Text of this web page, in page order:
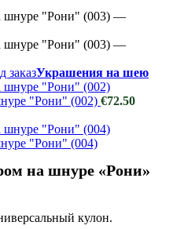
заказУкрашения на шею
"Рони" (002) €72.50
"Рони" (004)
на шнуре «Рони»
кулон.